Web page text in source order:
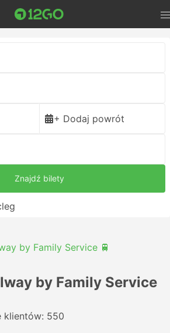
+ Dodaj powrót
Znajdź bilety
by Family Service 🚆
by Family Service
klientów: 550